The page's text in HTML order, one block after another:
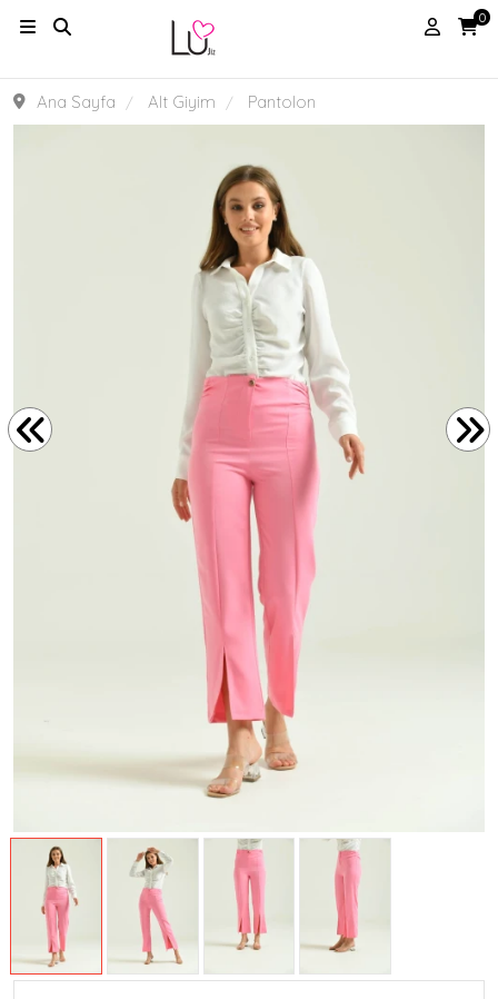
0
Ana Sayfa Alt Giyim Pantolon